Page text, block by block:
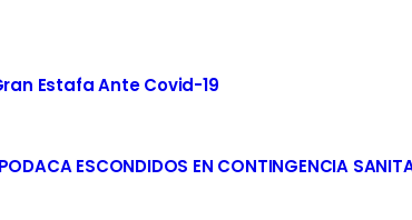
Estafa Ante Covid-19
ESCONDIDOS EN CONTINGENCIA